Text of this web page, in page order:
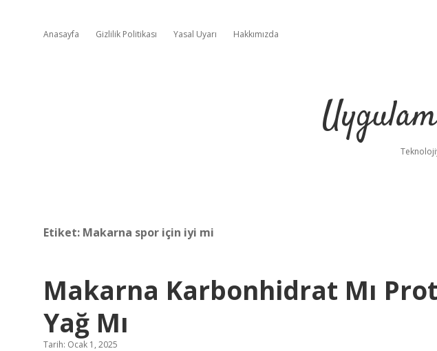
Anasayfa Gizlilik Politikası Yasal Uyarı Hakkımızda
Etiket: Makarna spor için iyi mi
Makarna Karbonhidrat Mı
Yağ Mı
Tarih: Ocak 1, 2025